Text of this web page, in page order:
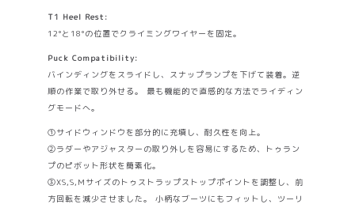
T1 Heel Rest:
12°と18°の位置でクライミングワイヤーを固定。
Puck Compatibility:
バインディングをスライドし、スナップランプを下げて装着。逆
順の作業で取り外せる。 最も機能的で直感的な方法でライディン
グモードへ。
①サイドウィンドウを部分的に充填し、耐久性を向上。
②ラダーやアジャスターの取り外しを容易にするため、トゥラン
プのピボット形状を簡素化。
③XS,S,Mサイズのトゥストラップストップポイントを調整し、前
方回転を減少させました。 小柄なブーツにもフィットし、ツーリ